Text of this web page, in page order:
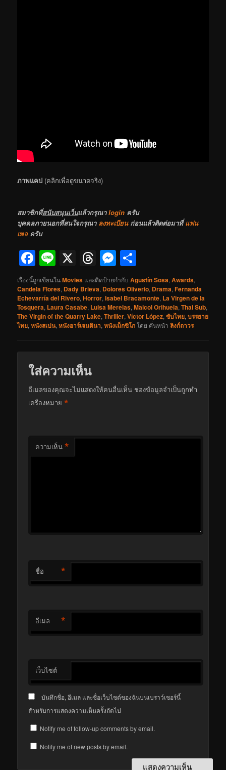
ภาพแคป (คลิกเพื่อดูขนาดจริง)
สมาชิกที่สนับสนุนเว็บแล้วกรุณาlogin ครับ
บุคคลภายนอกที่สนใจกรุณา ลงทะเบียนก่อนแล้วติดต่อมาที่แฟน
เพจครับ
Facebook
Line
X Threads
Messenger
เรื่องนี้ถูกเขียนในMovies และติดป้ายกำกับAgustín Sosa,Awards,
Candela Flores, Dady Brieva, Dolores Oliverio, Drama,Fernanda
Echevarría del Rivero,Horror,Isabel Bracamonte, La Virgen de la
Tosquera, Laura Casabe, Luisa Merelas,Maicol Orihuela,Thai Sub,
The Virgin of the Quarry Lake,Thriller,Víctor López,ซับไทย,บรรยาย
ไทย,หนังสเปน,หนังอาร์เจนตินา,หนังเม็กซิโกโดย คั่นหน้าลิงก์ถาวร
ใส่ความเห็น
อีเมลของคุณจะไม่แสดงให้คนอื่นเห็น ช่องข้อมูลจำเป็นถูกทำ
เครื่องหมาย*
ความเห็น *
ชื่อ *
อีเมล *
เว็บไซต์
บันทึกชื่อ, อีเมล และชื่อเว็บไซต์ของฉันบนเบราว์เซอร์นี้
สำหรับการแสดงความเห็นครั้งถัดไป
Notify me of follow-up comments by email.
Notify me of new posts by email.